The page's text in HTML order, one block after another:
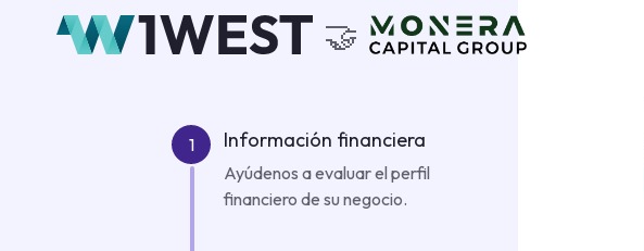
🤝
Información financiera
Ayúdenos a evaluar el perfil
financiero de su negocio.